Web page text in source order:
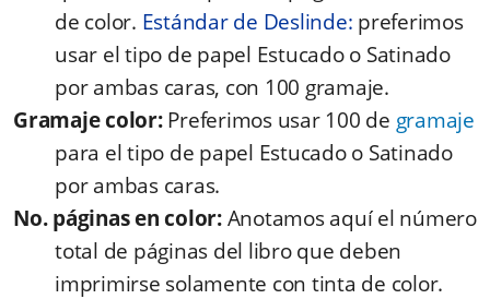
de color. Estándar de Deslinde: preferimos
usar el tipo de papel Estucado o Satinado
por ambas caras, con 100 gramaje.
Gramaje color:Preferimos usar 100 de gramaje
para el tipo de papel Estucado o Satinado
por ambas caras.
No. páginas en color:Anotamos aquí el número
total de páginas del libro que deben
imprimirse solamente con tinta de color.